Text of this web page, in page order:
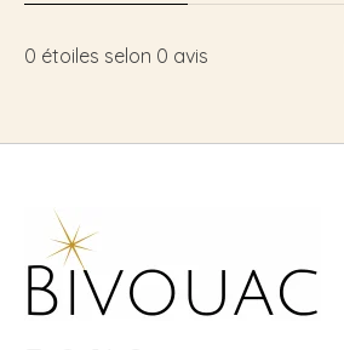
0 étoiles selon 0 avis